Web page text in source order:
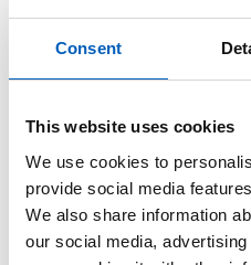
Consent
This website uses cookies
We use cookies to
provide social media
We also share information
our social media,
(regjeringen.no)